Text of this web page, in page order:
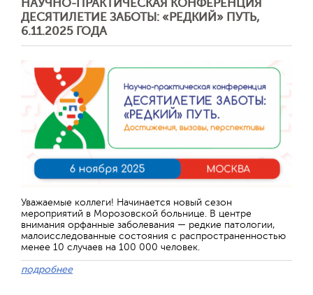
НАУЧНО-ПРАКТИЧЕСКАЯ КОНФЕРЕНЦИЯ
ДЕСЯТИЛЕТИЕ ЗАБОТЫ: «РЕДКИЙ» ПУТЬ,
6.11.2025 ГОДА
Уважаемые коллеги! Начинается новый сезон
мероприятий в Морозовской больнице. В центре
внимания орфанные заболевания — редкие патологии,
малоисследованные состояния с распространенностью
менее 10 случаев на 100 000 человек.
подробнее